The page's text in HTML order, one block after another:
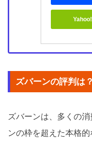
ズバーンの評判は
ズバーンは、多くの
ンの枠を超えた本格